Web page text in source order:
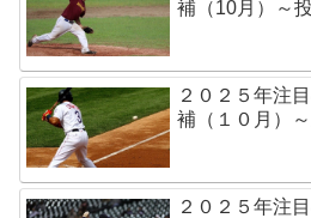
補（10月）～
２０２５年注
補（１０月）
２０２５年注